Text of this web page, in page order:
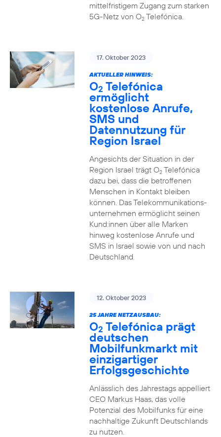
mittelfristigem Zugang zum starken
5G-Netz von O2Telefónica.
17. Oktober 2023
AKTUELLER HINWEIS:
O2 Telefónica
ermöglicht
kostenlose Anrufe,
SMS und
Datennutzung für
Region Israel
Angesichts der Situation in der
Region Israel trägt O2Telefónica
dazu bei, dass die betroffenen
Menschen in Kontakt bleiben
können. Das Telekommunikations­
unternehmen ermöglicht seinen
Kund:innen über alle Marken
hinweg kostenlose Anrufe und
SMS in Israel sowie von und nach
Deutschland.
12. Oktober 2023
25 JAHRE NETZAUSBAU:
O2 Telefónica prägt
deutschen
Mobilfunkmarkt mit
einzigartiger
Erfolgsgeschichte
Anlässlich des Jahrestags appelliert
CEO Markus Haas, das volle
Potenzial des Mobilfunks für eine
nachhaltige Zukunft Deutschlands
zu nutzen.